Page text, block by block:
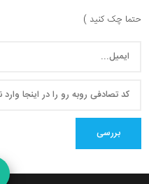
حتما چک کنید )
بررسی